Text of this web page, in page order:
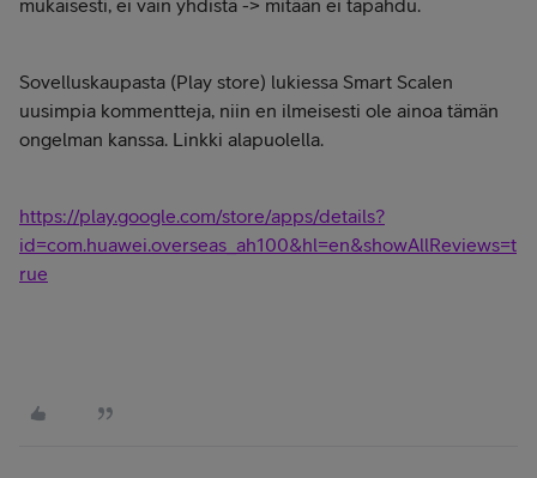
mukaisesti, ei vain yhdistä -> mitään ei tapahdu.
Sovelluskaupasta (Play store) lukiessa Smart Scalen
uusimpia kommentteja, niin en ilmeisesti ole ainoa tämän
ongelman kanssa. Linkki alapuolella.
https://play.google.com/store/apps/details?
id=com.huawei.overseas_ah100&hl=en&showAllReviews=t
rue